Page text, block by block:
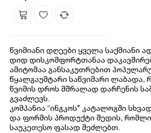
წვიმიანი დღეები ყველა საქმიანი
დიდ დისკომფორტთანაა
ამიტომაა განსაკუთრებით
წყალგაუმტარი საწვიმარი ლაბადა,
წვიმის დროს მშრალად დარჩენის
გვაძლევს.
კომპანია “ინგკოს” კატალოგში
და ფორმის პროდუქტი შედის,
საუკეთესო ფასად შეძლებთ.